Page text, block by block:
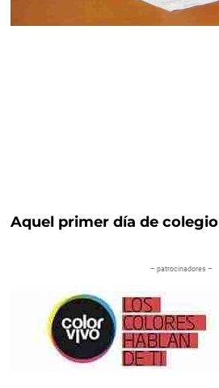
Aquel primer día de colegio
– patrocinadores –